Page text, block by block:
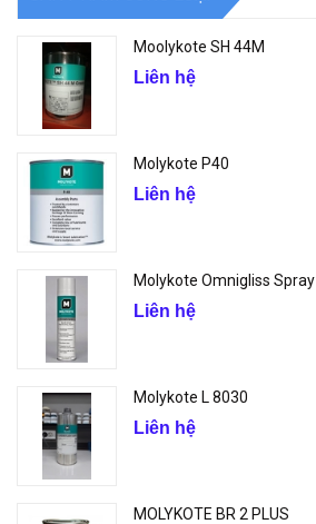
Moolykote SH 44M
Liên hệ
Molykote P40
Liên hệ
Molykote Omnigliss Spray
Liên hệ
Molykote L 8030
Liên hệ
MOLYKOTE BR 2 PLUS